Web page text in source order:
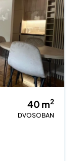
40 m2
DVOSOBAN